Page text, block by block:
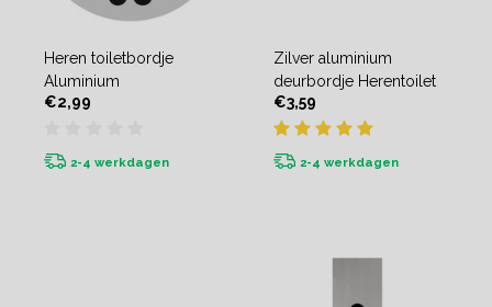
Heren toiletbordje
Aluminium
€2,99
2-4 werkdagen
Zilver aluminium
deurbordje Herentoilet
€3,59
2-4 werkdagen